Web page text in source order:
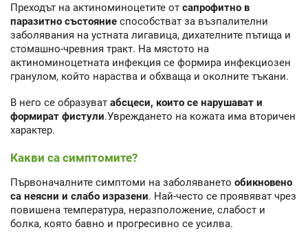
Преходът на актиноминоцетите от сапрофитно в
паразитно състояние способстват за възпалителни
заболявания на устната лигавица, дихателните пътища и
стомашно-чревния тракт. На мястото на
актиноминоцетната инфекция се формира инфекциозен
гранулом, който нараства и обхваща и околните тъкани.
В него се образуват абсцеси, които се нарушават и
формират фистули.Увреждането на кожата има вторичен
характер.
Какви са симптомите?
Първоначалните симптоми на заболяването обикновено
са неясни и слабо изразени. Най-често се проявяват чрез
повишена температура, неразположение, слабост и
болка, която бавно и прогресивно се усилва.